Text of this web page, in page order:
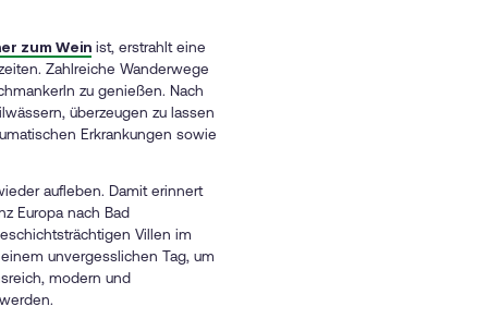
zum Weinist, erstrahlt eine
Zahlreiche Wanderwege
zu genießen. Nach
überzeugen zu lassen
Erkrankungen sowie
aufleben. Damit erinnert
Europa nach Bad
Villen im
unvergesslichen Tag, um
modern und